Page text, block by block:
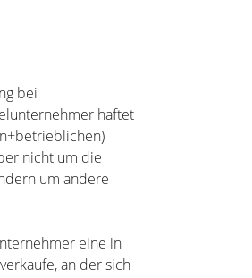
bei
haftet
nicht um die
um andere
eine in
an der sich